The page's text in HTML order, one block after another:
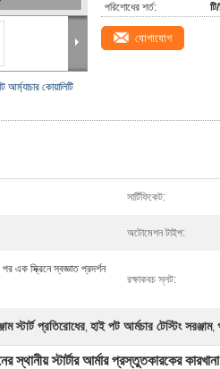
আর্ম্যাচার কোয়ালিটি
পরিশোধের শর্ত:
যোগাযোগ
সার্টিফিকেট:
অটোমেশন টাইপ:
এক স্ক্রিনে স্বজ্ঞাত প্রদর্শন
রক্ষাকবচ স্লট:
স্টার্ট প্রতিরোধের, হাই পট আর্মচার টেস্টিং সরঞ্জাম,
স্টার্টার আর্মার প্রস্তুতকারকের